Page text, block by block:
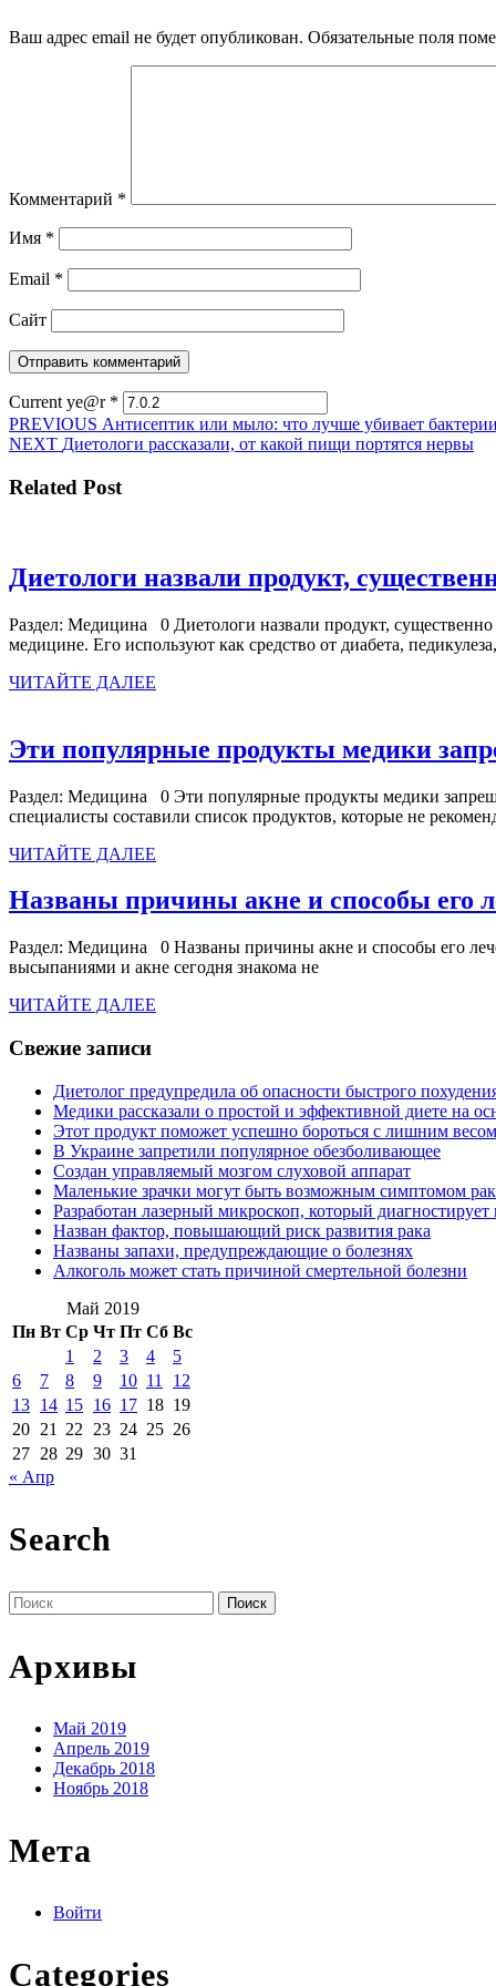
Ваш адрес email не будет опубликован. Обязательные поля
Комментарий *
Имя *
Email *
Сайт
Current ye@r *
Навигация
по
записям
PREVIOUS Предыдущая
запись:
Антисептик или мыло: что лучше убивает бактерии
NEXT Следующая
Диетологи рассказали, от какой пищи портятся нервы
Related Post
Диетологи назвали продукт,
Раздел: Медицина 0 Диетологи назвали продукт,
медицине. Его используют как средство от диабета,
ЧИТАЙТЕ ДАЛЕЕ
Эти популярные продукты медики
Раздел: Медицина 0 Эти популярные продукты медики
специалисты составили список продуктов, которые не
ЧИТАЙТЕ ДАЛЕЕ
Названы причины акне и способы его
Раздел: Медицина 0 Названы причины акне и способы его
высыпаниями и акне сегодня знакома не
ЧИТАЙТЕ ДАЛЕЕ
Свежие записи
Диетолог предупредила об опасности быстрого
Медики рассказали о простой и эффективной диете на
Этот продукт поможет успешно бороться с лишним весом
В Украине запретили популярное обезболивающее
Создан управляемый мозгом слуховой аппарат
Маленькие зрачки могут быть возможным симптомом
Разработан лазерный микроскоп, который
Назван фактор, повышающий риск развития рака
Названы запахи, предупреждающие о болезнях
Алкоголь может стать причиной смертельной болезни
Май 2019
Пн Вт Ср Чт Пт Сб Вс
1
2 3 4
5
6
7 8 9 10 11
12
13 14 15 16 17 18 19
20 21 22 23 24 25 26
27 28 29 30 31
« Апр
Search
Поиск
по:
Архивы
Май 2019
Апрель 2019
Декабрь 2018
Ноябрь 2018
Мета
Войти
Categories